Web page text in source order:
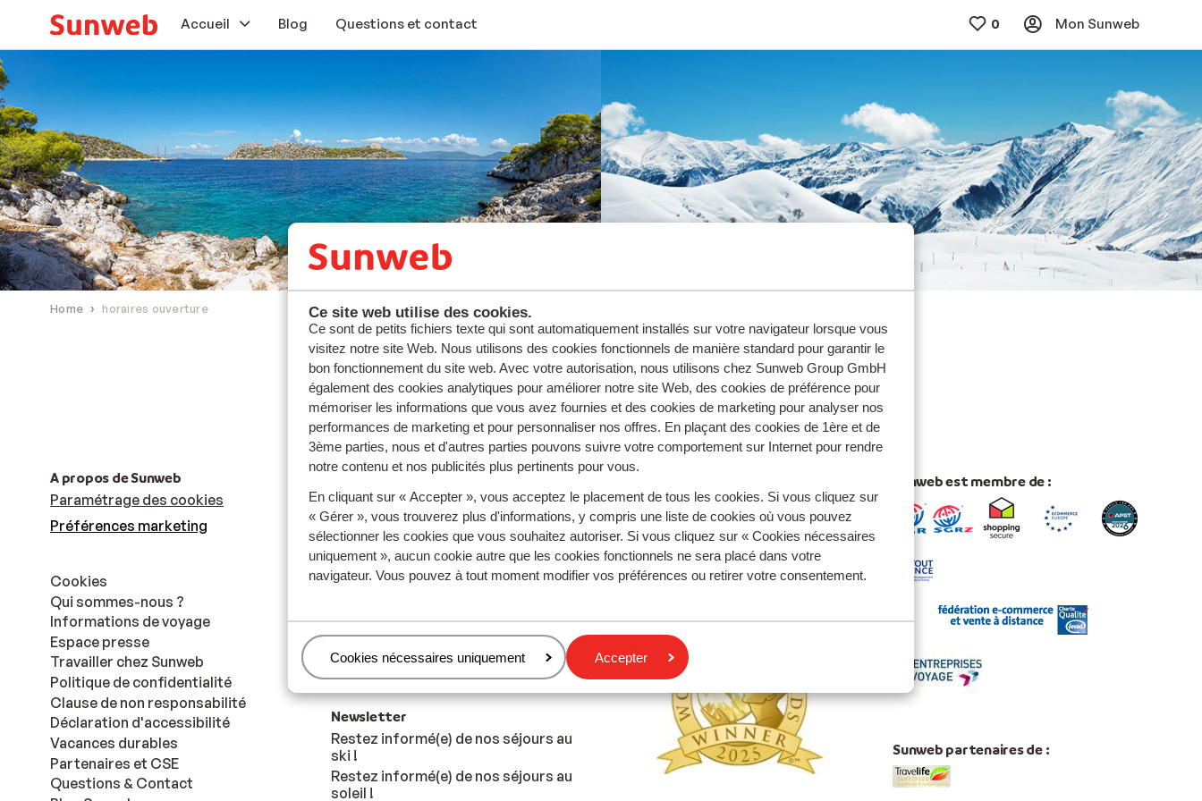
Ce site web utilise des cookies.
Ce sont de petits fichiers texte qui sont automatiquement installés sur votre navigateur lorsque vous
visitez notre site Web. Nous utilisons des cookies fonctionnels de manière standard pour garantir le
bon fonctionnement du site web. Avec votre autorisation, nous utilisons chez Sunweb Group GmbH
également des cookies analytiques pour améliorer notre site Web, des cookies de préférence pour
mémoriser les informations que vous avez fournies et des cookies de marketing pour analyser nos
performances de marketing et pour personnaliser nos offres. En plaçant des cookies de 1ère et de
3ème parties, nous et d'autres parties pouvons suivre votre comportement sur Internet pour rendre
notre contenu et nos publicités plus pertinents pour vous.
En cliquant sur « Accepter », vous acceptez le placement de tous les cookies. Si vous cliquez sur
« Gérer », vous trouverez plus d'informations, y compris une liste de cookies où vous pouvez
sélectionner les cookies que vous souhaitez autoriser. Si vous cliquez sur « Cookies nécessaires
uniquement », aucun cookie autre que les cookies fonctionnels ne sera placé dans votre
navigateur. Vous pouvez à tout moment modifier vos préférences ou retirer votre consentement.
Gérer
Cookies nécessaires uniquement Accepter
Accueil Blog Questions et contact Mon Sunweb
Vacances au soleil
Vacances au ski
En voiture
Bons plans
Extras
Home horaires ouverture
A propos de Sunweb
Paramétrage des cookies
Préférences marketing
Cookies
Qui sommes-nous ?
Informations de voyage
Espace presse
Travailler chez Sunweb
Politique de confidentialité
Clause de non responsabilité
Déclaration d'accessibilité
Vacances durables
Partenaires et CSE
Questions & Contact
Téléchargez l'app Sunweb
Newsletter
Restez informé(e) de nos séjours au
ski !
Restez informé(e) de nos séjours au
soleil !
Meilleur Tour Opérateur Ski du Monde
Sunweb est membre de :
Sunweb partenaires de :